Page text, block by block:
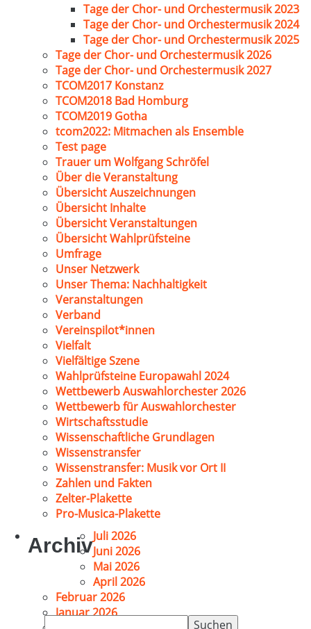
Tage der Chor- und Orchestermusik 2023
Tage der Chor- und Orchestermusik 2024
Tage der Chor- und Orchestermusik 2025
Tage der Chor- und Orchestermusik 2026
Tage der Chor- und Orchestermusik 2027
TCOM2017 Konstanz
TCOM2018 Bad Homburg
TCOM2019 Gotha
tcom2022: Mitmachen als Ensemble
Test page
Trauer um Wolfgang Schröfel
Über die Veranstaltung
Übersicht Auszeichnungen
Übersicht Inhalte
Übersicht Veranstaltungen
Übersicht Wahlprüfsteine
Umfrage
Unser Netzwerk
Unser Thema: Nachhaltigkeit
Veranstaltungen
Verband
Vereinspilot*innen
Vielfalt
Vielfältige Szene
Wahlprüfsteine Europawahl 2024
Wettbewerb Auswahlorchester 2026
Wettbewerb für Auswahlorchester
Wirtschaftsstudie
Wissenschaftliche Grundlagen
Wissenstransfer
Wissenstransfer: Musik vor Ort II
Zahlen und Fakten
Zelter-Plakette
Pro-Musica-Plakette
ArchivJuli 2026
Juni 2026
Mai 2026
April 2026
Februar 2026
Januar 2026